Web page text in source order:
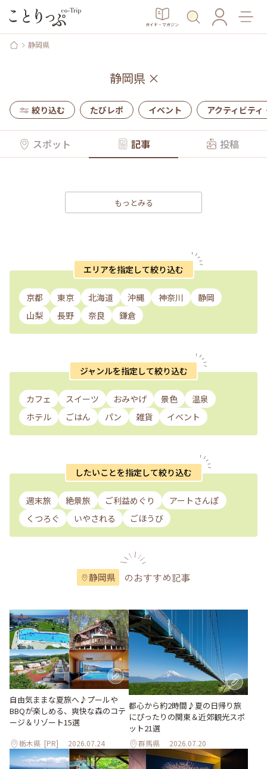
ガイド・マガジン
静岡県
静岡県 ×
絞り込む たびレポ イベント アクティビティ
スポット 記事 投稿
もっとみる
エリアを指定して絞り込む
京都 東京 北海道 沖縄 神奈川
静岡
山梨
長野 奈良 鎌倉
ジャンルを指定して絞り込む
カフェ スイーツ おみやげ 景色
温泉
ホテル
ごはん パン 雑貨 イベント
したいことを指定して絞り込む
週末旅 絶景旅 ご利益めぐり
アートさんぽ
くつろぐ
いやされる ごほうび
静岡県 のおすすめ記事
自由気ままな夏旅へ♪プールや
BBQが楽しめる、爽快な森のコテ
ージ＆リゾート15選
栃木県 [PR] 2026.07.24
都心から約2時間♪夏の日帰り旅
にぴったりの関東＆近郊観光スポ
ット21選
群馬県 2026.07.20